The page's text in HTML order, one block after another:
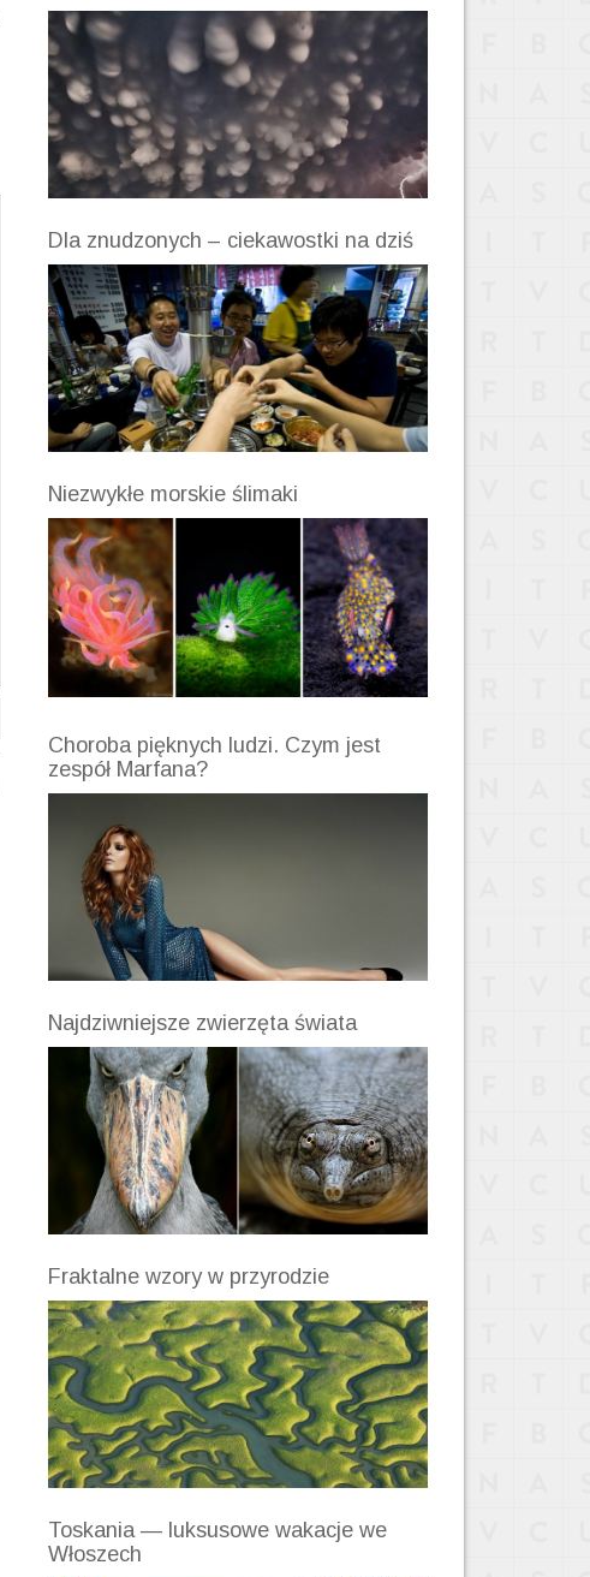
Dla znudzonych – ciekawostki na dziś
Niezwykłe morskie ślimaki
Choroba pięknych ludzi. Czym jest
zespół Marfana?
Najdziwniejsze zwierzęta świata
Fraktalne wzory w przyrodzie
Toskania — luksusowe wakacje we
Włoszech